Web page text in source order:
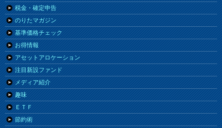
税金・確定申告
のりたマガジン
基準価格チェック
お得情報
アセットアロケーション
注目新設ファンド
メディア紹介
趣味
ＥＴＦ
節約術